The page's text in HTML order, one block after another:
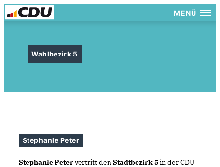
MENÜ
Wahlbezirk 5
Stephanie Peter
Stephanie Petervertritt denStadtbezirk 5in der CDU